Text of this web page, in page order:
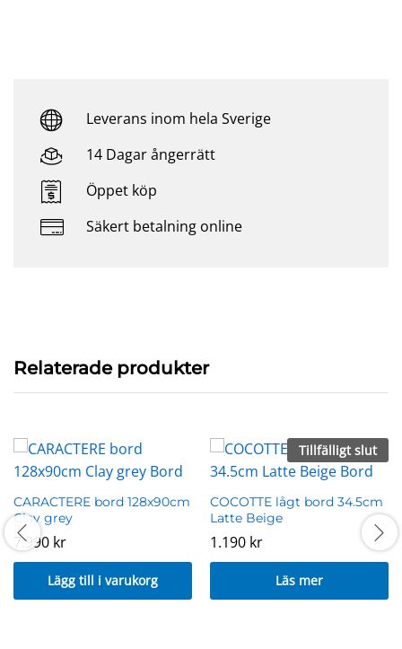
Leverans inom hela Sverige
14 Dagar ångerrätt
Öppet köp
Säkert betalning online
Relaterade produkter
CARACTERE bord 128x90cm
Clay grey
7.990 kr
Lägg till i varukorg
Tillfälligt slut
COCOTTE lågt bord 34.5cm
Latte Beige
1.190 kr
Läs mer